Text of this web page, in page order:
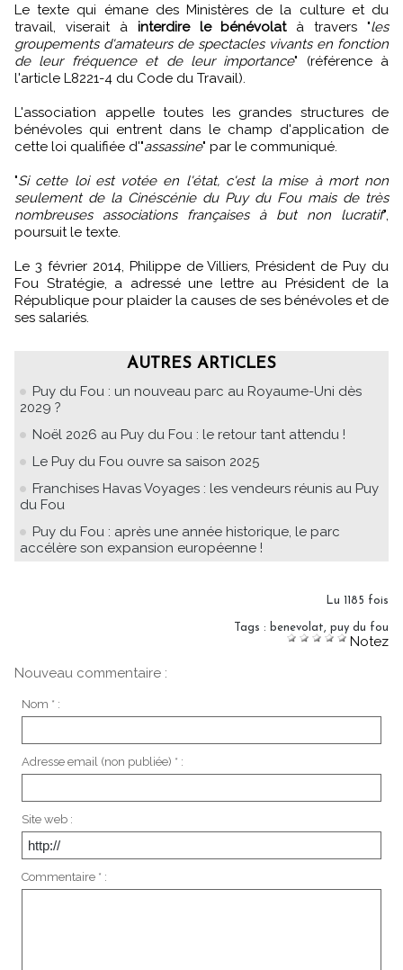
Le texte qui émane des Ministères de la culture et du
travail, viserait à interdire le bénévolatà travers "les
groupements d'amateurs de spectacles vivants en fonction
de leur fréquence et de leur importance" (référence à
l'article L8221-4 du Code du Travail).
L'association appelle toutes les grandes structures de
bénévoles qui entrent dans le champ d'application de
cette loi qualifiée d'"assassine" par le communiqué.
"Si cette loi est votée en l'état, c'est la mise à mort non
seulement de la Cinéscénie du Puy du Fou mais de très
nombreuses associations françaises à but non lucratif",
poursuit le texte.
Le 3 février 2014, Philippe de Villiers, Président de Puy du
Fou Stratégie, a adressé une lettre au Président de la
République pour plaider la causes de ses bénévoles et de
ses salariés.
AUTRES ARTICLES
Puy du Fou : un nouveau parc au Royaume-Uni dès
2029 ?
Noël 2026 au Puy du Fou : le retour tant attendu !
Le Puy du Fou ouvre sa saison 2025
Franchises Havas Voyages : les vendeurs réunis au Puy
du Fou
Puy du Fou : après une année historique, le parc
accélère son expansion européenne !
Lu 1185 fois
Tags : benevolat puy du fou
Notez
Nouveau commentaire :
Nom * :
Adresse email (non publiée) * :
Site web :
Commentaire * :